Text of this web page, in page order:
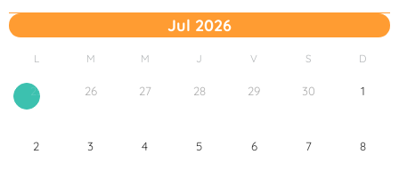
Jul 2026
L M M J V S D
25 26 27 28 29 30 1
2 3 4 5 6 7 8